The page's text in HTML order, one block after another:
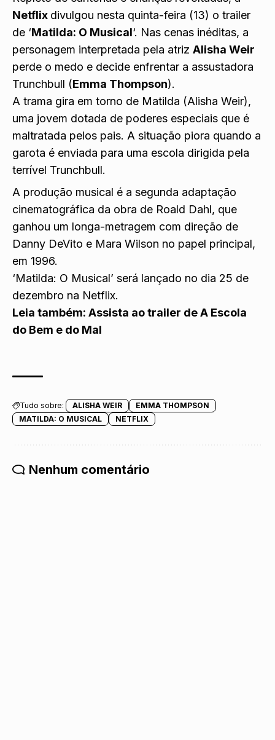
Netflix divulgou nesta quinta-feira (13) o trailer
de ‘Matilda: O Musical‘. Nas cenas inéditas, a
personagem interpretada pela atriz Alisha Weir
perde o medo e decide enfrentar a assustadora
Trunchbull (Emma Thompson).
A trama gira em torno de Matilda (Alisha Weir),
uma jovem dotada de poderes especiais que é
maltratada pelos pais. A situação piora quando a
garota é enviada para uma escola dirigida pela
terrível Trunchbull.
A produção musical é a segunda adaptação
cinematográfica da obra de Roald Dahl, que
ganhou um longa-metragem com direção de
Danny DeVito e Mara Wilson no papel principal,
em 1996.
‘Matilda: O Musical’ será lançado no dia 25 de
dezembro na Netflix.
Leia também: Assista ao trailer de A Escola
do Bem e do Mal
Tudo sobre: ALISHA WEIR
EMMA THOMPSON
MATILDA: O MUSICAL
NETFLIX
Nenhum comentário